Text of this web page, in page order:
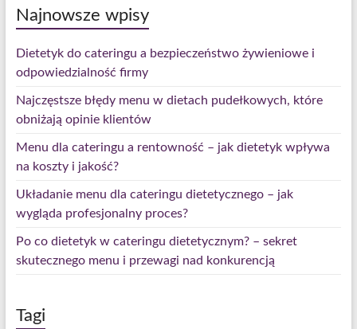
Najnowsze wpisy
Dietetyk do cateringu a bezpieczeństwo żywieniowe i
odpowiedzialność firmy
Najczęstsze błędy menu w dietach pudełkowych, które
obniżają opinie klientów
Menu dla cateringu a rentowność – jak dietetyk wpływa
na koszty i jakość?
Układanie menu dla cateringu dietetycznego – jak
wygląda profesjonalny proces?
Po co dietetyk w cateringu dietetycznym? – sekret
skutecznego menu i przewagi nad konkurencją
Tagi